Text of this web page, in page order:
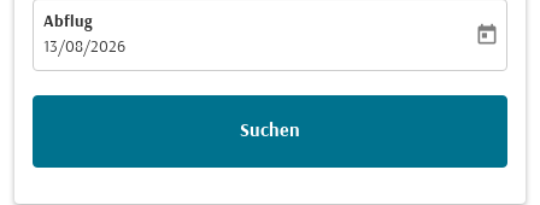
Abflug
fc-booking-departure-date-aria-label
13/08/2026
today
Suchen